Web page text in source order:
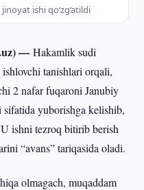
ishi qo‘zg‘atildi
—Hakamlik sudi
tanishlari orqali,
2 nafar fuqaroni Janubiy
yuborishga kelishib,
ishni tezroq bitirib berish
“avans” tariqasida oladi.
olmagach, muqaddam